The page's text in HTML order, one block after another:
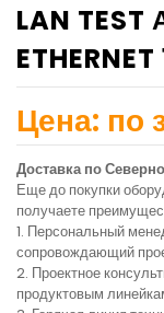
LAN
Цена: по
Доставка по
Еще до покупки
получаете
1. Персональный
сопровождающий
2. Проектное
продуктовым